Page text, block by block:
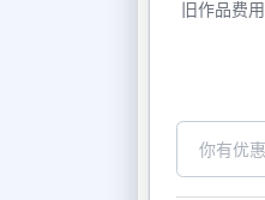
旧作品费用